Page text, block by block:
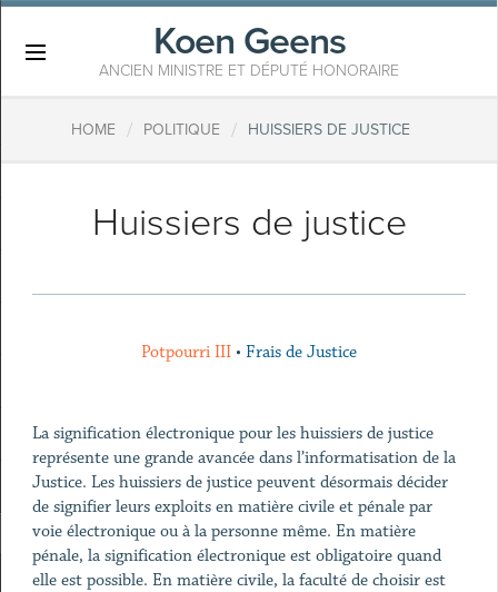
Koen Geens
ANCIEN MINISTRE ET DÉPUTÉ HONORAIRE
HOME / POLITIQUE / HUISSIERS DE JUSTICE
Huissiers de justice
Potpourri III • Frais de Justice
La signification électronique pour les huissiers de justice
représente une grande avancée dans l’informatisation de la
Justice. Les huissiers de justice peuvent désormais décider
de signifier leurs exploits en matière civile et pénale par
voie électronique ou à la personne même. En matière
pénale, la signification électronique est obligatoire quand
elle est possible. En matière civile, la faculté de choisir est